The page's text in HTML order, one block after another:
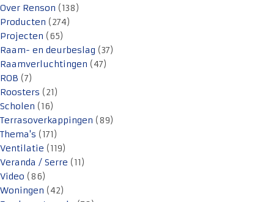
Over Renson (138)
Producten (274)
Projecten (65)
Raam- en deurbeslag (37)
Raamverluchtingen (47)
ROB (7)
Roosters (21)
Scholen (16)
Terrasoverkappingen (89)
Thema's (171)
Ventilatie (119)
Veranda / Serre (11)
Video (86)
Woningen (42)